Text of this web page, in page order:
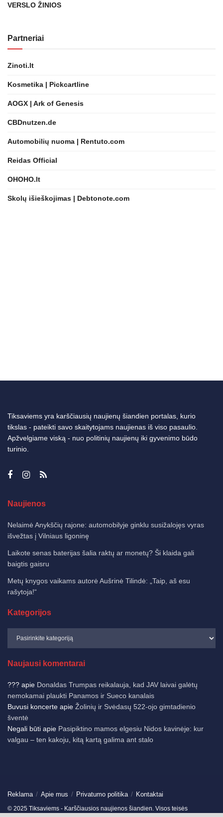
VERSLO ŽINIOS
Partneriai
Zinoti.lt
Kosmetika | Pickcartline
AOGX | Ark of Genesis
CBDnutzen.de
Automobilių nuoma | Rentuto.com
Reidas Official
OHOHO.lt
Skolų išieškojimas | Debtonote.com
Tiksaviems yra karščiausių naujienų šiandien portalas, kurio
tikslas - pateikti savo skaitytojams naujienas iš viso pasaulio.
Apžvelgiame viską - nuo politinių naujienų iki gyvenimo būdo
turinio.
Naujienos
Nelaimė Anykščių rajone: automobilyje ginklu susižalojęs vyras
išvežtas į Vilniaus ligoninę
Laikote senas baterijas šalia raktų ar monetų? Ši klaida gali
baigtis gaisru
Metų knygos vaikams autorė Aušrinė Tilindė: „Taip, aš esu
rašytoja!“
Kategorijos
Naujausi komentarai
??? apie Donaldas Trumpas reikalauja, kad JAV laivai galėtų
nemokamai plaukti Panamos ir Sueco kanalais
Buvusi koncerte apie Žolinių ir Svėdasų 522-ojo gimtadienio
šventė
Negali būti apie Pasipiktino mamos elgesiu Nidos kavinėje: kur
valgau – ten kakoju, kitą kartą galima ant stalo
Reklama Apie mus Privatumo politika Kontaktai
© 2025 Tiksaviems - Karščiausios naujienos šiandien. Visos teisės